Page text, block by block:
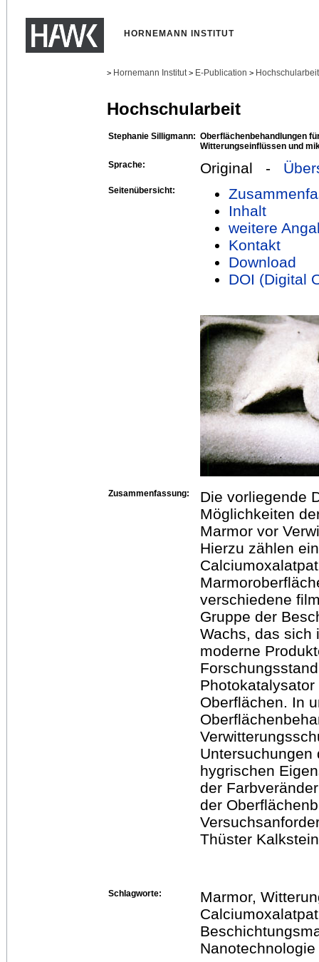
HORNEMANN INSTITUT
> Hornemann Institut > E-Publication >
Hochschularbeit
Stephanie Silligmann: Oberflächenbehandlungen
Witterungseinflüssen und
Sprache:
Original -
Seitenübersicht:
Inhalt
weitere
Kontakt
Download
DOI (Digital
Zusammenfassung:
Die vorliegende
Möglichkeiten
Marmor vor
Hierzu zählen
verschiedene
Gruppe der
Wachs, das sich
moderne
Oberflächen. In
Untersuchungen
hygrischen
der
der
Thüster
Schlagworte:
Marmor,
Nanotechnologie